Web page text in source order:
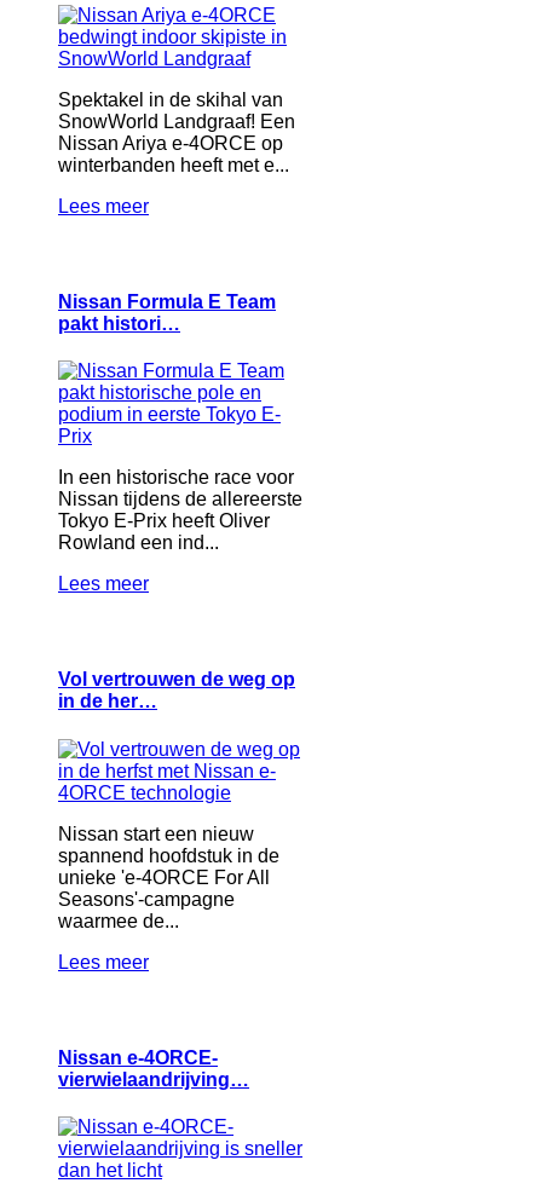
Spektakel in de skihal van
SnowWorld Landgraaf! Een
Nissan Ariya e-4ORCE op
winterbanden heeft met e...
Lees meer
Nissan Formula E Team
pakt histori…
In een historische race voor
Nissan tijdens de allereerste
Tokyo E-Prix heeft Oliver
Rowland een ind...
Lees meer
Vol vertrouwen de weg op
in de her…
Nissan start een nieuw
spannend hoofdstuk in de
unieke 'e-4ORCE For All
Seasons'-campagne
waarmee de...
Lees meer
Nissan e-4ORCE-
vierwielaandrijving…